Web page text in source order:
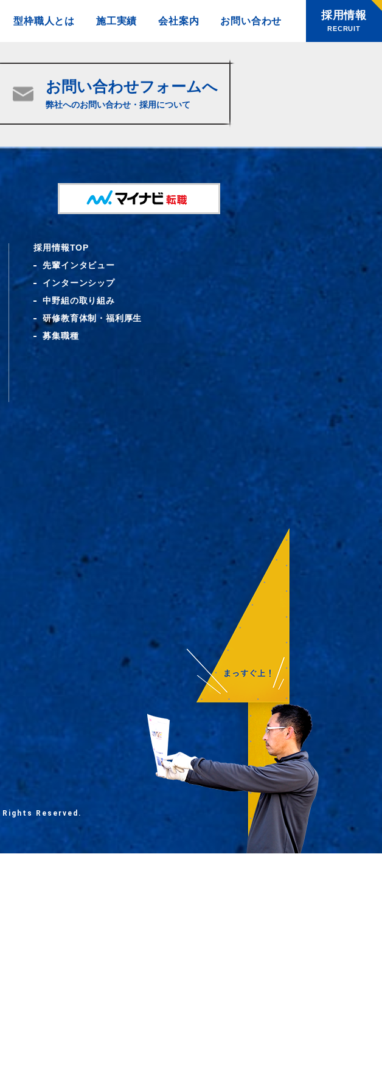
型枠職人とは 施工実績 会社案内 お問い合わせ 採用情報
RECRUIT
お問い合わせフォームへ
弊社へのお問い合わせ・採用について
採用情報TOP
先輩インタビュー
インターンシップ
中野組の取り組み
研修教育体制・福利厚生
募集職種
Rights Reserved.